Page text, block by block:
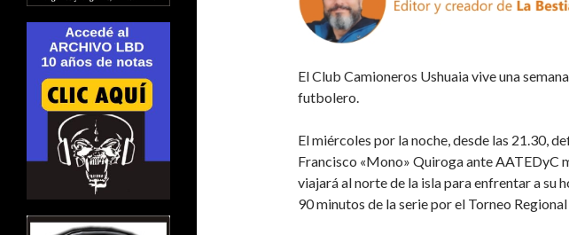
El Club Camioneros Ushuaia vive una
futbolero.
El miércoles por la noche, desde las 21.30,
Francisco «Mono» Quiroga ante AATEDyC
viajará al norte de la isla para enfrentar a su
90 minutos de la serie por el Torneo